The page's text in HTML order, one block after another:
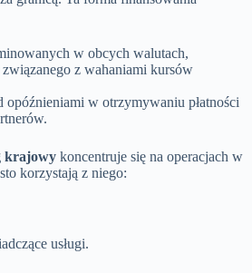
w obcych walutach,
z wahaniami kursów
opóźnieniami w otrzymywaniu płatności
krajowy koncentruje się na operacjach w
korzystają z niego:
usługi.